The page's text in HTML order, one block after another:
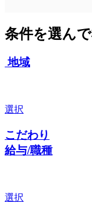
条件を選ん
地域
選択
こだわり
給与/職種
選択